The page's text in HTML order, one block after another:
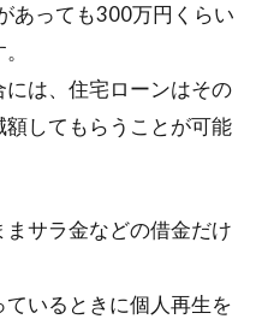
あっても300万円くらい
は、住宅ローンはその
してもらうことが可能
サラ金などの借金だけ
いるときに個人再生を